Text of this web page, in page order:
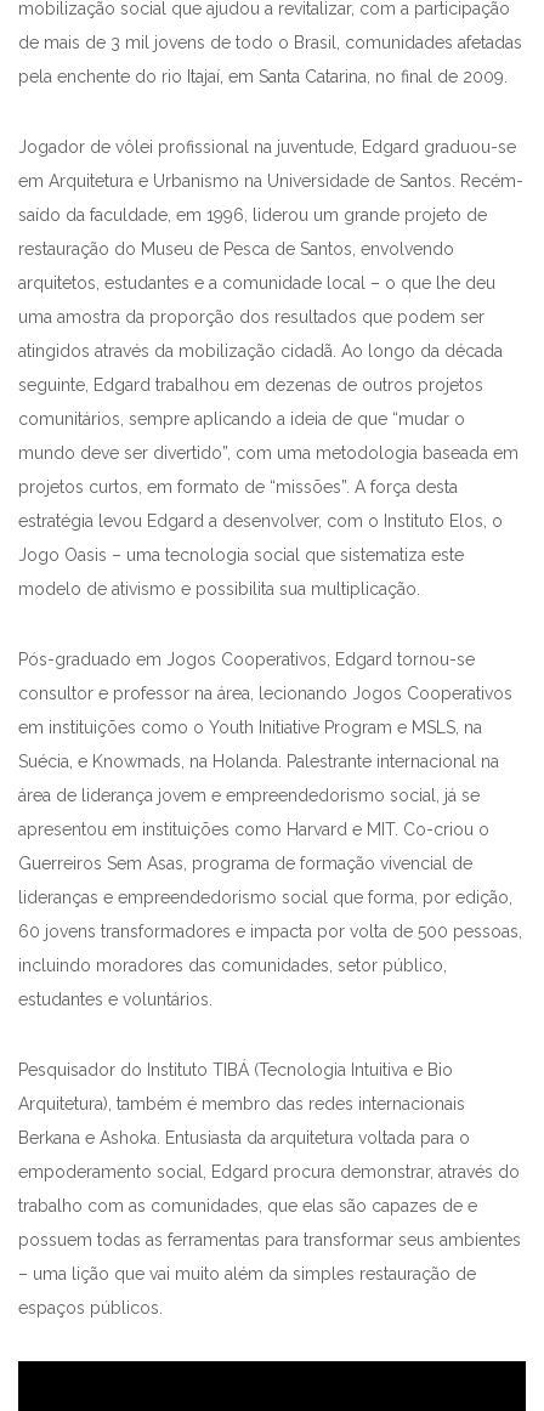
mobilização social que ajudou a revitalizar, com a participação
de mais de 3 mil jovens de todo o Brasil, comunidades afetadas
pela enchente do rio Itajaí, em Santa Catarina, no final de 2009.
Jogador de vôlei profissional na juventude, Edgard graduou-se
em Arquitetura e Urbanismo na Universidade de Santos. Recém-
saído da faculdade, em 1996, liderou um grande projeto de
restauração do Museu de Pesca de Santos, envolvendo
arquitetos, estudantes e a comunidade local – o que lhe deu
uma amostra da proporção dos resultados que podem ser
atingidos através da mobilização cidadã. Ao longo da década
seguinte, Edgard trabalhou em dezenas de outros projetos
comunitários, sempre aplicando a ideia de que “mudar o
mundo deve ser divertido”, com uma metodologia baseada em
projetos curtos, em formato de “missões”. A força desta
estratégia levou Edgard a desenvolver, com o Instituto Elos, o
Jogo Oasis – uma tecnologia social que sistematiza este
modelo de ativismo e possibilita sua multiplicação.
Pós-graduado em Jogos Cooperativos, Edgard tornou-se
consultor e professor na área, lecionando Jogos Cooperativos
em instituições como o Youth Initiative Program e MSLS, na
Suécia, e Knowmads, na Holanda. Palestrante internacional na
área de liderança jovem e empreendedorismo social, já se
apresentou em instituições como Harvard e MIT. Co-criou o
Guerreiros Sem Asas, programa de formação vivencial de
lideranças e empreendedorismo social que forma, por edição,
60 jovens transformadores e impacta por volta de 500 pessoas,
incluindo moradores das comunidades, setor público,
estudantes e voluntários.
Pesquisador do Instituto TIBÁ (Tecnologia Intuitiva e Bio
Arquitetura), também é membro das redes internacionais
Berkana e Ashoka. Entusiasta da arquitetura voltada para o
empoderamento social, Edgard procura demonstrar, através do
trabalho com as comunidades, que elas são capazes de e
possuem todas as ferramentas para transformar seus ambientes
– uma lição que vai muito além da simples restauração de
espaços públicos.